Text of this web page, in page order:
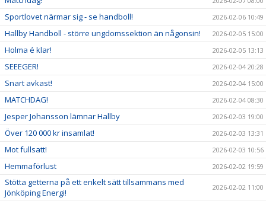
Sportlovet närmar sig - se handboll! 2026-02-06 10:49
Hallby Handboll - större ungdomssektion än någonsin! 2026-02-05 15:00
Holma é klar! 2026-02-05 13:13
SEEEGER! 2026-02-04 20:28
Snart avkast! 2026-02-04 15:00
MATCHDAG! 2026-02-04 08:30
Jesper Johansson lämnar Hallby 2026-02-03 19:00
Över 120 000 kr insamlat! 2026-02-03 13:31
Mot fullsatt! 2026-02-03 10:56
Hemmaförlust 2026-02-02 19:59
Stötta getterna på ett enkelt sätt tillsammans med
Jönköping Energi!
2026-02-02 11:00